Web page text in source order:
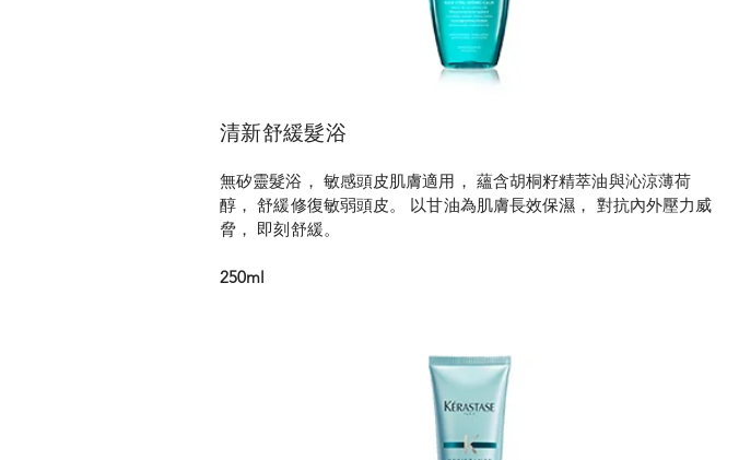
清新舒緩髮浴
無矽靈髮浴， 敏感頭皮肌膚適用， 蘊含胡桐籽精萃油與沁涼薄荷
醇， 舒緩修復敏弱頭皮。 以甘油為肌膚長效保濕， 對抗內外壓力威
脅， 即刻舒緩。
250ml